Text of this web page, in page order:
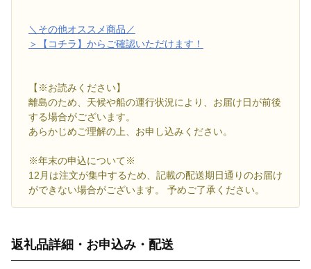
＼その他オススメ商品／
＞【コチラ】からご確認いただけます！
【※お読みください】
離島のため、天候や船の運行状況により、お届け日が前後
する場合がございます。
あらかじめご理解の上、お申し込みください。
※年末の申込について※
12月は注文が集中するため、記載の配送期日通りのお届け
ができない場合がございます。 予めご了承ください。
返礼品詳細・お申込み・配送